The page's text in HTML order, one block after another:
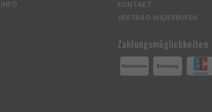
KONTAKT
VERTRAG WIDERRUFEN
Zahlungsmöglichkeiten